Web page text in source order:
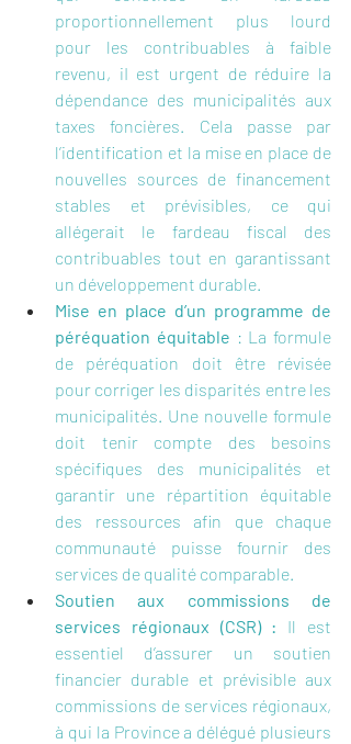
proportionnellement plus lourd
pour les contribuables à faible
revenu, iI est urgent de réduire la
dépendance des municipalités aux
taxes foncières. Cela passe par
l’identification et la mise en place de
nouvelles sources de financement
stables et prévisibles, ce qui
allégerait le fardeau fiscal des
contribuables tout en garantissant
un développement durable.
Mise en place d’un programme de
péréquation équitable : La formule
de péréquation doit être révisée
pour corriger les disparités entre les
municipalités. Une nouvelle formule
doit tenir compte des besoins
spécifiques des municipalités et
garantir une répartition équitable
des ressources afin que chaque
communauté puisse fournir des
services de qualité comparable.
Soutien aux commissions de
services régionaux (CSR) : Il est
essentiel d’assurer un soutien
financier durable et prévisible aux
commissions de services régionaux,
à qui la Province a délégué plusieurs